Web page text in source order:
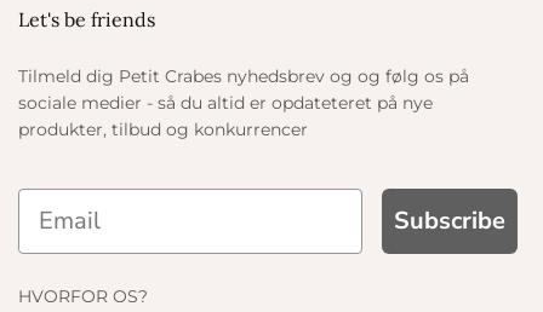
Let's be friends
Tilmeld dig Petit Crabes nyhedsbrev og og følg os på
sociale medier - så du altid er opdateteret på nye
produkter, tilbud og konkurrencer
Subscribe
HVORFOR OS?